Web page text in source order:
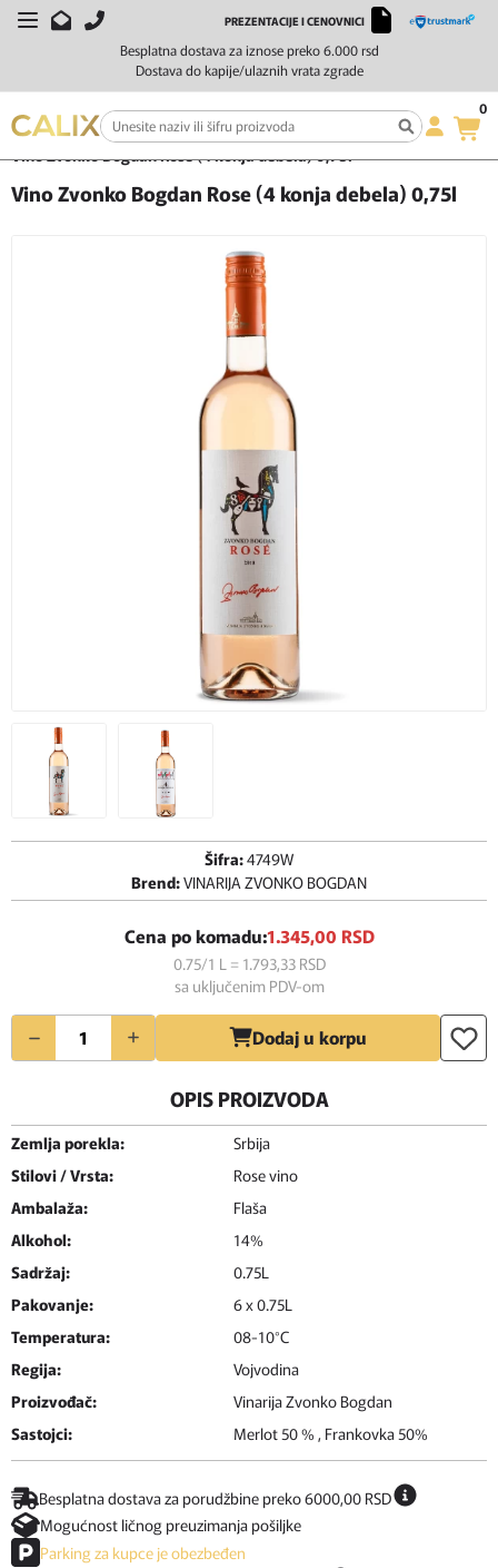
Besplatna dostava za iznose preko 6.000 rsd
Dostava do kapije/ulaznih vrata zgrade
PREZENTACIJE I CENOVNICI
0
Početna Vino
Rose vino
Vino Zvonko Bogdan Rose (4 konja debela) 0,75l
Vino Zvonko Bogdan Rose (4 konja debela) 0,75l
Šifra:4749W
Brend:VINARIJA ZVONKO BOGDAN
Cena po komadu:1.345,00 RSD
0.75/1 L = 1.793,33 RSD
sa uključenim PDV-om
Količina Dodaj u korpu
OPIS PROIZVODA
Zemlja porekla:
Srbija
Stilovi / Vrsta:
Rose vino
Ambalaža:
Flaša
Alkohol:
14%
Sadržaj:
0.75L
Pakovanje:
6 x 0.75L
Temperatura:
08-10°C
Regija:
Vojvodina
Proizvođač:
Vinarija Zvonko Bogdan
Sastojci:
Merlot 50 % , Frankovka 50%
Besplatna dostava za porudžbine preko 6000,00 RSD
Mogućnost ličnog preuzimanja pošiljke
Parking za kupce je obezbeđen